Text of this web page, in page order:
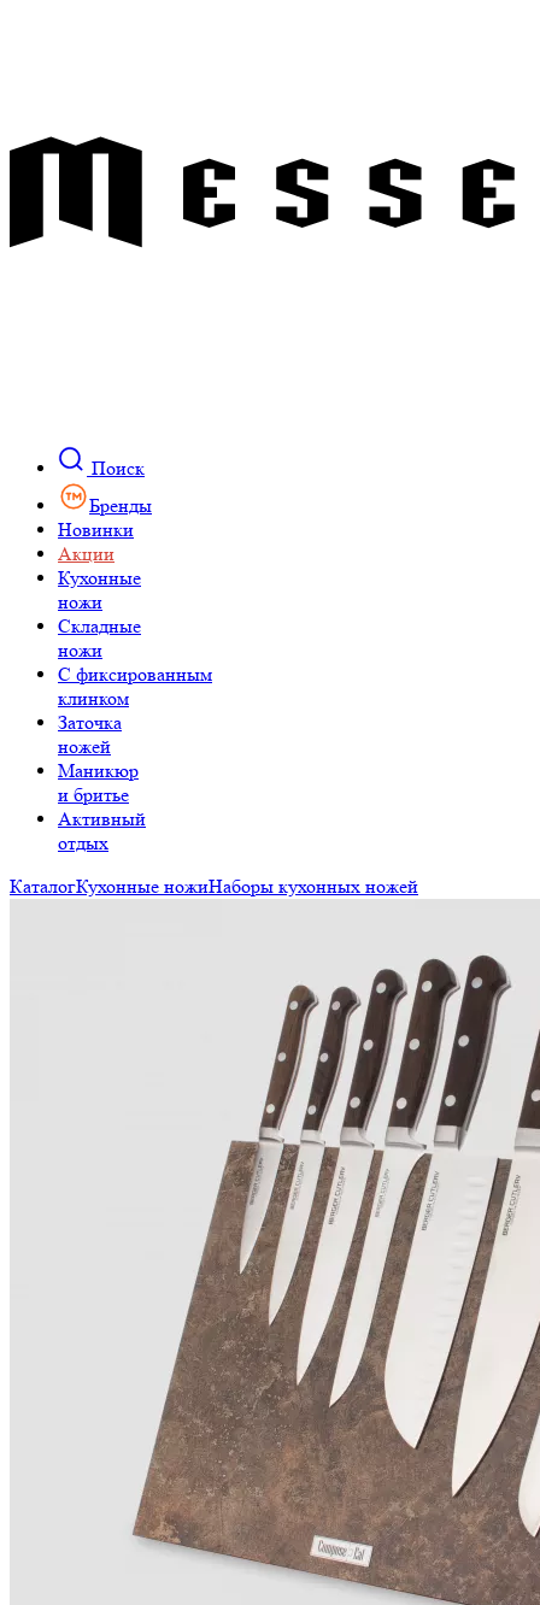
Поиск
Бренды
Новинки
Акции
Кухонные
ножи
Складные
ножи
C фиксированным
клинком
Заточка
ножей
Маникюр
и бритье
Активный
отдых
КаталогКухонные ножиНаборы кухонных ножей